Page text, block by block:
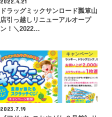
ドラッグミックサンロード瓢箪山
店引っ越しリニューアルオープ
ン！＼2022…
キャンペーン
2023.7.19